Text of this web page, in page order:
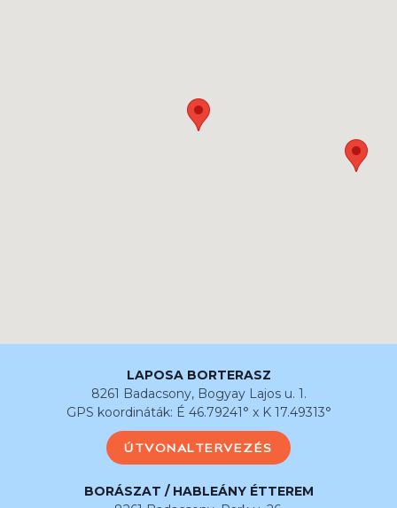
LAPOSA BORTERASZ
8261 Badacsony, Bogyay Lajos u. 1.
GPS koordináták: É 46.79241° x K 17.49313°
ÚTVONALTERVEZÉS
BORÁSZAT / HABLEÁNY ÉTTEREM